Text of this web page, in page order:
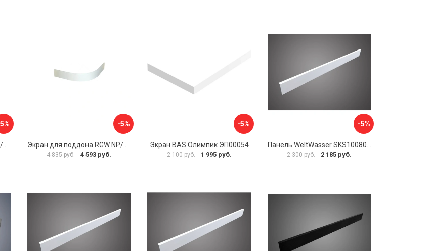
Экран для поддона RGW NB/LUX-08 16230112-80
-5%
Экран для поддона RGW NP/STYLE-10 16230410-00
4 835 руб. 4 593 руб.
-5%
Экран BAS Олимпик ЭП00054
2 100 руб. 1 995 руб.
-5%
Панель WeltWasser SKS10080-WT 10000004397
2 300 руб. 2 185 руб.